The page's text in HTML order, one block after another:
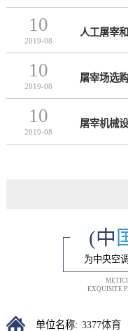
10
2019-08
人工屠宰
10
2019-08
屠宰场选
10
2019-08
屠宰机械
(中
为中央空
EXQUISITE
单位名称: 3377体育